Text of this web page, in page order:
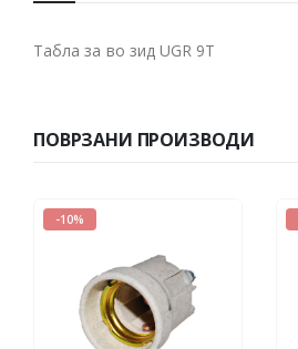
Табла за во зид UGR 9T
ПОВРЗАНИ ПРОИЗВОДИ
-10%